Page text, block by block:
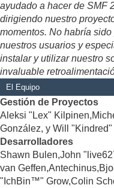
ayudado a hacer de SMF
dirigiendo nuestro
momentos. No habría
nuestros usuarios y
instalar y utilizar nuestro
invaluable
El Equipo
Gestión de Proyectos
Aleksi "Lex"
González, y Will "Kindred"
Desarrolladores
Shawn Bulen,John
van
"IchBin™" Grow,Colin